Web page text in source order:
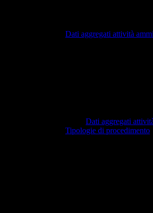
Dati aggregati attività
Dati aggregati
Tipologie di procedimento